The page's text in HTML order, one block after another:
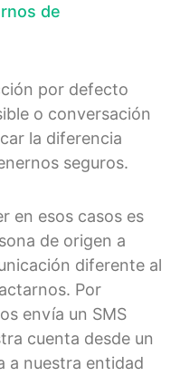
de
por defecto
o conversación
la diferencia
seguros.
en esos casos es
de origen a
diferente al
Por
envía un SMS
cuenta desde un
a nuestra entidad